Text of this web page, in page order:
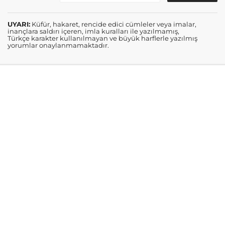
UYARI: Küfür, hakaret, rencide edici cümleler veya imalar,
inançlara saldırı içeren, imla kuralları ile yazılmamış,
Türkçe karakter kullanılmayan ve büyük harflerle yazılmış
yorumlar onaylanmamaktadır.